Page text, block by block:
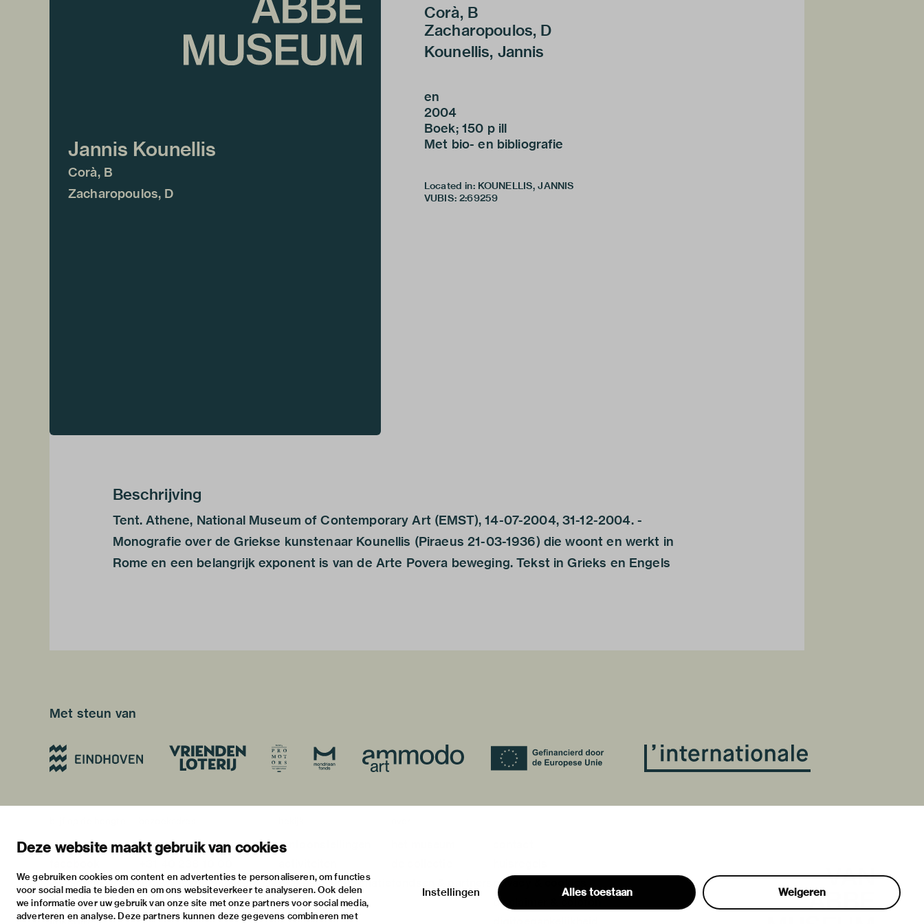
Deze website maakt gebruik van cookies
We gebruiken cookies om content en advertenties te personaliseren, om functies
voor social media te bieden en om ons websiteverkeer te analyseren. Ook delen
we informatie over uw gebruik van onze site met onze partners voor social media,
adverteren en analyse. Deze partners kunnen deze gegevens combineren met
Alles toestaan Weigeren
Instellingen
Jannis Kounellis
Corà, B
Zacharopoulos, D
Corà, B
Zacharopoulos, D
Kounellis, Jannis
en
2004
Boek; 150 p ill
Met bio- en bibliografie
Located in: KOUNELLIS, JANNIS
VUBIS: 2:69259
Beschrijving
Tent. Athene, National Museum of Contemporary Art (EMST), 14-07-2004, 31-12-2004. -
Monografie over de Griekse kunstenaar Kounellis (Piraeus 21-03-1936) die woont en werkt in
Rome en een belangrijk exponent is van de Arte Povera beweging. Tekst in Grieks en Engels
Met steun van
nieuwsbrief
instagram
twitter
stratumsedijk 2 eindhoven
info@vanabbemuseum.nl
tentoonstellingen
praktische informatie
privacy & cookies
disclaimer & colofon